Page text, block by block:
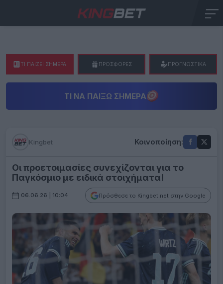
ΤΙ ΠΑΙΖΕΙ ΣΗΜΕΡΑ ΠΡΟΣΦΟΡΕΣ ΠΡΟΓΝΩΣΤΙΚΑ
ΤΙ ΝΑ ΠΑΊΞΩ ΣΉΜΕΡΑ
Kingbet Κοινοποίηση:
Οι προετοιμασίες συνεχίζονται για το
Παγκόσμιο με ειδικά στοιχήματα!
06.06.26 | 10:04 Πρόσθεσε το Kingbet.net στην Google
Mainz, Deutschland, DFB Fussball Herren A Nationalmannschaft
Länderspiel / Freundschaftsspiel Deutschland : Finnland 4-0 in
der MEWA - Arena in Mainz am 31.05.2026 Deniz UNDAV GER li.-
hat das 3-0 erzielt und sich eine kleine Zerrung zugezogen, freut
sich aber trotzdem mit Florian WIRTZ GER 2.v. li.- und Lennart
KARL GER re.- *** Mainz, Germany, DFB Soccer Mens A National
Team International Friendly Match Germany Finland 4 0 at the
MEWA Arena in Mainz on 31 05 2026 Deniz UNDAV GER left